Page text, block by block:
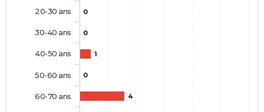
0
0
1
0
4
20-30 ans
30-40 ans
40-50 ans
50-60 ans
60-70 ans